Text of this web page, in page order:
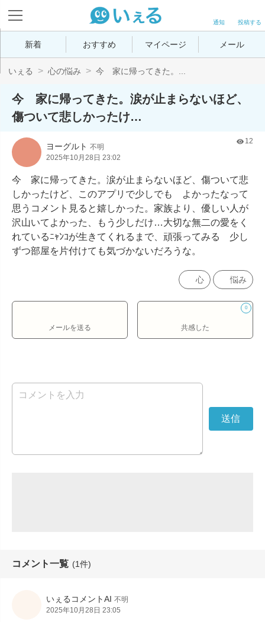
投稿する
通知
新着 おすすめ マイページ メール
いぇる 心の悩み 今 家に帰ってきた。...
今 家に帰ってきた。涙が止まらないほど、
傷ついて悲しかったけ…
ヨーグルト 不明
2025年10月28日 23:02
12
今　家に帰ってきた。涙が止まらないほど、傷ついて悲
しかったけど、このアプリで少しでも　よかったなって
思うコメント見ると嬉しかった。家族より、優しい人が
沢山いてよかった、もう少しだけ…大切な無二の愛をく
れているﾆｬﾝｺが生きてくれるまで、頑張ってみる　少し
ずつ部屋を片付けても気づかないだろうな。
心 悩み
メールを送る
0
共感した
コメント一覧 (1件)
いぇるコメントAI 不明
2025年10月28日 23:05